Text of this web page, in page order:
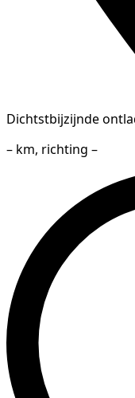
Dichtstbijzijnde
– km, richting –